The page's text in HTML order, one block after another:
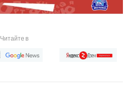
Читайте в